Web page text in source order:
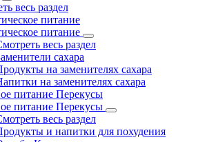
весь раздел
питание
питание
весь раздел
сахара
на заменителях сахара
на заменителях сахара
питание Перекусы
питание Перекусы
весь раздел
и напитки для похудения